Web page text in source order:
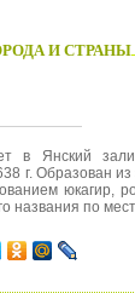
И СТРАНЫ
в Янский
г. Образован
юкагир,
названия по